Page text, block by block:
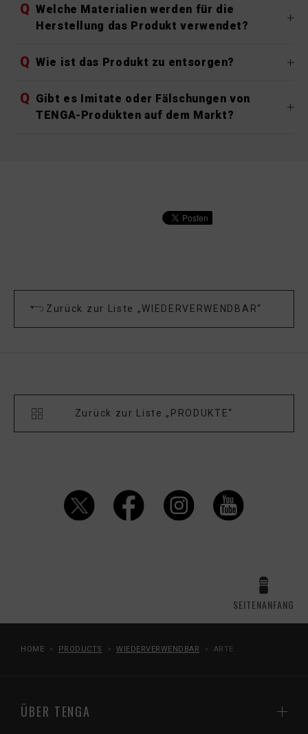
Q Welche Materialien werden für die
Herstellung das Produkt verwendet?
Q Wie ist das Produkt zu entsorgen?
Q Gibt es Imitate oder Fälschungen von
TENGA-Produkten auf dem Markt?
Zurück zur Liste „WIEDERVERWENDBAR“
Zurück zur Liste „PRODUKTE“
SEITENANFANG
HOME PRODUCTS WIEDERVERWENDBAR ARTE
ÜBER TENGA